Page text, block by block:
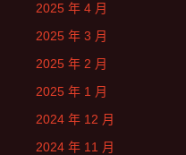
2025 年 4 月
2025 年 3 月
2025 年 2 月
2025 年 1 月
2024 年 12 月
2024 年 11 月